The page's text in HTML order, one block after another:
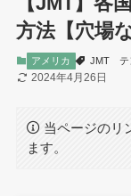
方法【穴場
アメリカ JMT
2024年4月26日
当ページのリ
ます。